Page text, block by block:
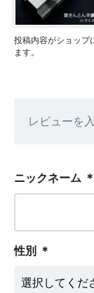
投稿内容がショップ
ます。
レビューを
ニックネーム ＊
性別 ＊